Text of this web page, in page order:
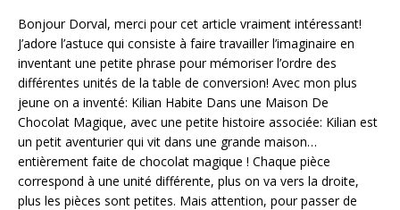
Bonjour Dorval, merci pour cet article vraiment intéressant!
J’adore l’astuce qui consiste à faire travailler l’imaginaire en
inventant une petite phrase pour mémoriser l’ordre des
différentes unités de la table de conversion! Avec mon plus
jeune on a inventé: Kilian Habite Dans une Maison De
Chocolat Magique, avec une petite histoire associée: Kilian est
un petit aventurier qui vit dans une grande maison…
entièrement faite de chocolat magique ! Chaque pièce
correspond à une unité différente, plus on va vers la droite,
plus les pièces sont petites. Mais attention, pour passer de